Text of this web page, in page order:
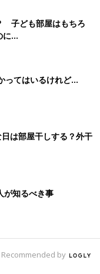
仲の良いご家族の住
」
です。
クや本棚、収納は1
も共通しています。子
されている現代。家
スのバランスも重要
子ども部屋はもちろ
に…
ってはいるけれど…
は部屋干しする？外干
が知るべき事
Recommended by